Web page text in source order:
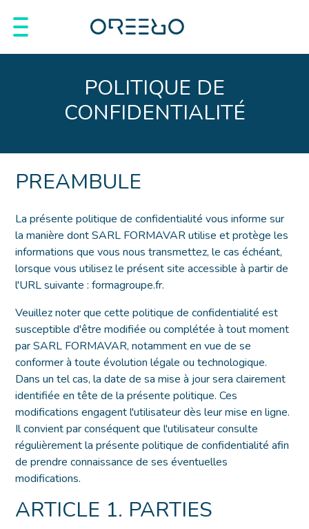
POLITIQUE DE
CONFIDENTIALITÉ
PREAMBULE
La présente politique de confidentialité vous informe sur
la manière dont SARL FORMAVAR utilise et protège les
informations que vous nous transmettez, le cas échéant,
lorsque vous utilisez le présent site accessible à partir de
l'URL suivante : formagroupe.fr.
Veuillez noter que cette politique de confidentialité est
susceptible d'être modifiée ou complétée à tout moment
par SARL FORMAVAR, notamment en vue de se
conformer à toute évolution légale ou technologique.
Dans un tel cas, la date de sa mise à jour sera clairement
identifiée en tête de la présente politique. Ces
modifications engagent l'utilisateur dès leur mise en ligne.
Il convient par conséquent que l'utilisateur consulte
régulièrement la présente politique de confidentialité afin
de prendre connaissance de ses éventuelles
modifications.
ARTICLE 1. PARTIES